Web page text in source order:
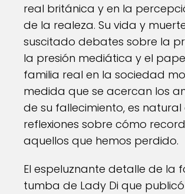
real británica y en la
de la realeza. Su vida y
suscitado debates sobre la
la presión mediática y el
familia real en la sociedad
medida que se acercan los
de su fallecimiento, es natural
reflexiones sobre cómo
aquellos que hemos perdido.
El espeluznante detalle de la
tumba de Lady Di que